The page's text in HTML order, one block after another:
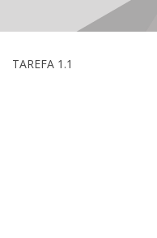
TAREFA 1.1